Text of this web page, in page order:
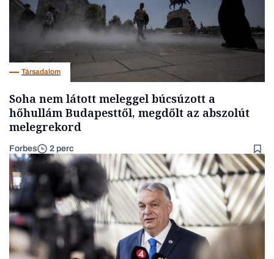
Társadalom
Soha nem látott meleggel búcsúzott a
hőhullám Budapesttől, megdőlt az abszolút
melegrekord
Forbes 2 perc